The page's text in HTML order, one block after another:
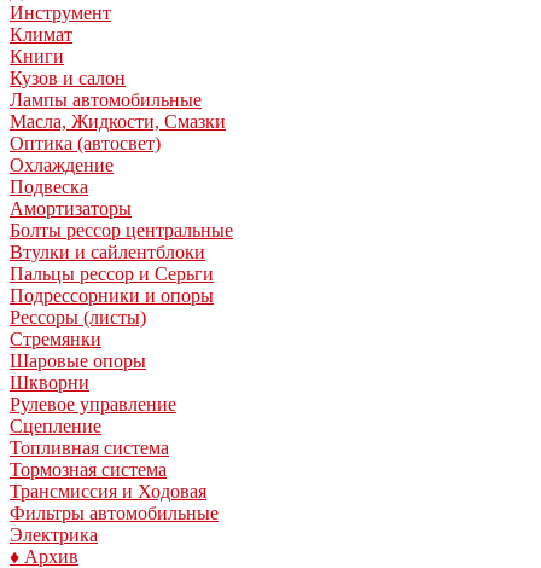
Инструмент
Климат
Книги
Кузов и салон
Лампы автомобильные
Масла, Жидкости, Смазки
Оптика (автосвет)
Охлаждение
Подвеска
Амортизаторы
Болты рессор центральные
Втулки и сайлентблоки
Пальцы рессор и Серьги
Подрессорники и опоры
Рессоры (листы)
Стремянки
Шаровые опоры
Шкворни
Рулевое управление
Сцепление
Топливная система
Тормозная система
Трансмиссия и Ходовая
Фильтры автомобильные
Электрика
♦ Архив